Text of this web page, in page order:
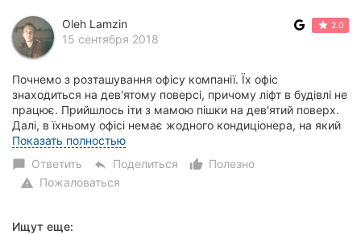
Oleh Lamzin
15 сентября 2018
2.0
Почнемо з розташування офісу компанії. Їх офіс
знаходиться на дев'ятому поверсі, причому ліфт в будівлі не
працює. Прийшлось іти з мамою пішки на дев'ятий поверх.
Далі, в їхньому офісі немає жодного кондиціонера, на який
можна було б подивитися власн...
Показать полностью
chat_bubble Ответить reply Поделиться thumb_up_alt
Полезно
warning Пожаловаться
Ищут еще: